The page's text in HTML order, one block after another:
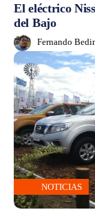
El eléctrico
del Bajo
Fernando
NOTICIAS